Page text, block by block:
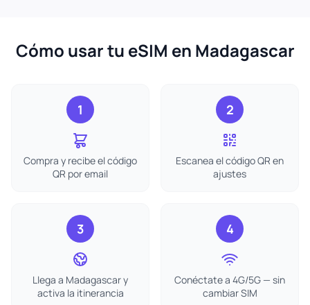
Cómo usar tu eSIM en Madagascar
1
Compra y recibe el código
QR por email
2
Escanea el código QR en
ajustes
3
Llega a Madagascar y
activa la itinerancia
4
Conéctate a 4G/5G — sin
cambiar SIM